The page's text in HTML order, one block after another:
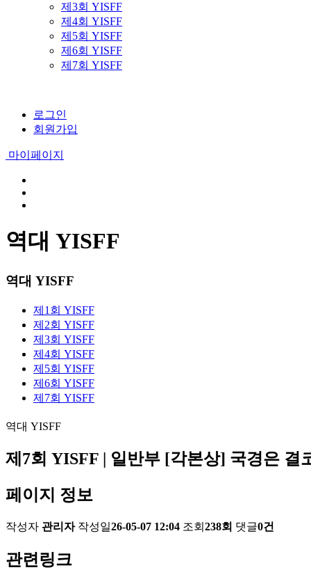
제3회 YISFF
제4회 YISFF
제5회 YISFF
제6회 YISFF
제7회 YISFF
로그인
회원가입
마이페이지
역대 YISFF
역대 YISFF
제1회 YISFF
제2회 YISFF
제3회 YISFF
제4회 YISFF
제5회 YISFF
제6회 YISFF
제7회 YISFF
역대 YISFF
제7회 YISFF | 일반부 [각본상] 국경은 결
페이지 정보
작성자 관리자 작성일26-05-07 12:04 조회 238회 댓글0건
관련링크